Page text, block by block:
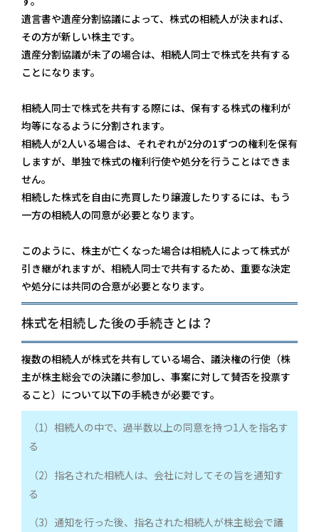
遺言書や遺産分割協議によって、株式の相続人が決まれば、
その方が新しい株主です。
遺産分割協議が未了の場合は、相続人同士で株式を共有する
ことになります。
相続人同士で株式を共有する際には、保有する株式の権利が
均等になるように分割されます。
相続人が2人いる場合は、それぞれが2分の1ずつの権利を保有
しますが、 単独で株式の権利行使や処分を行うことはできま
せん。
相続した株式を自由に売買したり譲渡したりするには、もう
一方の相続人の同意が必要となります。
このように、株主が亡くなった場合は相続人によって株式が
引き継がれますが、相続人同士で共有するため、重要な決定
や処分には共同の合意が必要となります。
株式を相続した後の手続きとは？
複数の相続人が株式を共有している場合、議決権の行使（株
主が株主総会での決議に参加し、事案に対して賛否を投票す
ること） について以下の手続きが必要です。
（1）相続人の中で、過半数以上の同意を持つ1人を指名す
る
（2）指名された相続人は、会社に対してその旨を通知す
る
（3）通知を行った後、指名された相続人が株主総会で議